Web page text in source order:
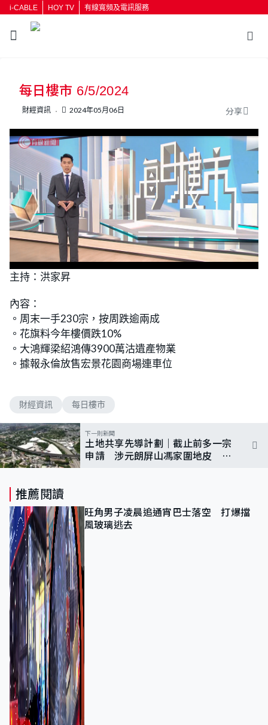
i-CABLE HOY TV 有線寬頻及電訊服務
每日樓市 6/5/2024
財經資訊 2024年05月06日 分享
主持：洪家昇
內容：
。周末一手230宗，按周跌逾兩成
。花旗料今年樓價跌10%
。大鴻輝梁紹鴻傳3900萬沽遺產物業
。據報永倫放售宏景花園商場連車位
財經資訊 每日樓市
下一則新聞
土地共享先導計劃｜截止前多一宗
申請 涉元朗屏山馮家圍地皮 擬
推薦閱讀
旺角男子凌晨追通宵巴士落空 打爆擋
風玻璃逃去